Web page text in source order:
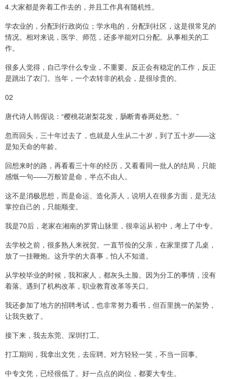
4.大家都是奔着工作去的，并且工作具有随机性。
学农业的，分配到行政岗位；学水电的，分配到社区，这是很常见的
情况。相对来说，医学、师范，还多半能对口分配。从事相关的工
作。
很多人觉得，自己学什么专业，不重要。反正会有稳定的工作，反正
是跳出了农门。当年，一个农转非的机会，是很珍贵的。
02
唐代诗人韩偓说：“樱桃花谢梨花发，肠断青春两处愁。”
忽而回头，三十年过去了，也就是人生从二十岁，到了五十岁——这
是知天命的年龄。
回想来时的路，再看看三十年的经历，又看看同一批人的结局，只能
感慨一句——万般皆是命，半点不由人。
这不是消极思想，而是命运、造化弄人，说明人在很多方面，是无法
掌控自己的，只能顺变。
我是70后，老家在湘南的罗霄山脉里，很幸运从初中，考上了中专。
去学校之前，很多熟人来祝贺。一直节俭的父亲，在家里摆了几桌，
放了一挂鞭炮。这升学的大喜事，怕人不知道。
从学校毕业的时候，我和家人，都灰头土脸。因为分工的事情，没有
着落。遇到了机构改革，职业教育改革等关口。
我还参加了地方的招聘考试，也非常努力看书，但百里挑一的架势，
让我失败了。
接下来，我去东莞、深圳打工。
打工期间，我拿出文凭，去应聘。对方轻轻一笑，不当一回事。
中专文凭，已经很低了。好一点点的岗位，都要大专生。